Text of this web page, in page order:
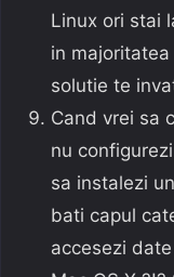
Linux ori stai
in
solutie te
Cand vrei sa
nu
sa instalezi
bati capul
accesezi